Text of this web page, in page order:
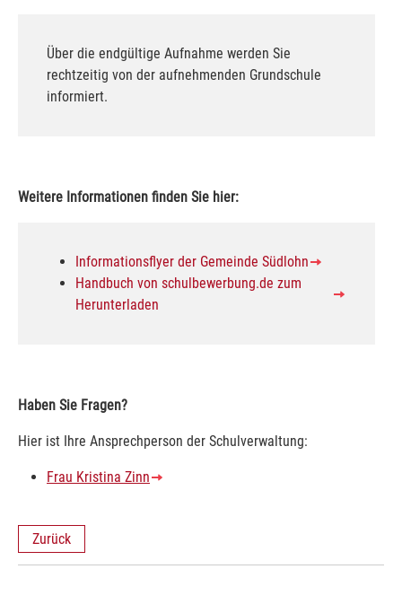
Über die endgültige Aufnahme werden Sie
rechtzeitig von der aufnehmenden Grundschule
informiert.
Weitere Informationen finden Sie hier:
Informationsflyer der Gemeinde Südlohn
Handbuch von schulbewerbung.de zum
Herunterladen
Haben Sie Fragen?
Hier ist Ihre Ansprechperson der Schulverwaltung:
Frau Kristina Zinn
Zurück